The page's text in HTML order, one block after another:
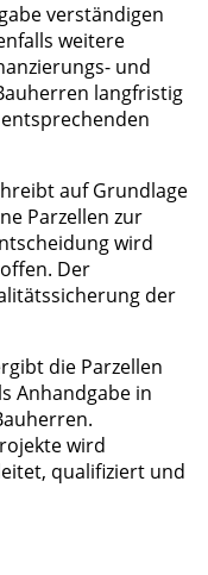
verständigen
weitere
und
langfristig
auf Grundlage
Parzellen zur
wird
Der
der
die Parzellen
Anhandgabe in
wird
qualifiziert und